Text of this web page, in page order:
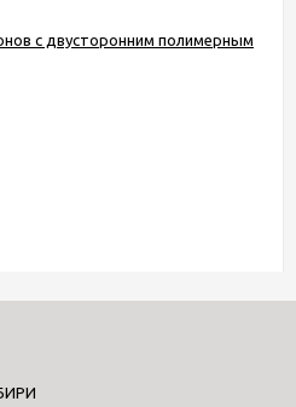
с двусторонним полимерным